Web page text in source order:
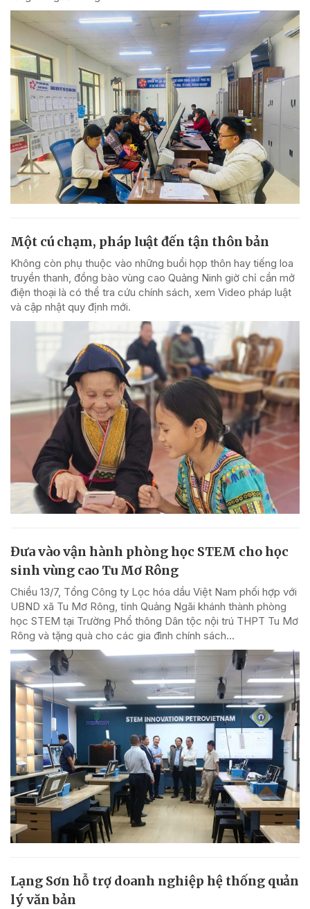
Một cú chạm, pháp luật đến tận thôn bản
Không còn phụ thuộc vào những buổi họp thôn hay tiếng loa
truyền thanh, đồng bào vùng cao Quảng Ninh giờ chỉ cần mở
điện thoại là có thể tra cứu chính sách, xem Video pháp luật
và cập nhật quy định mới.
Đưa vào vận hành phòng học STEM cho học
sinh vùng cao Tu Mơ Rông
Chiều 13/7, Tổng Công ty Lọc hóa dầu Việt Nam phối hợp với
UBND xã Tu Mơ Rông, tỉnh Quảng Ngãi khánh thành phòng
học STEM tại Trường Phổ thông Dân tộc nội trú THPT Tu Mơ
Rông và tặng quà cho các gia đình chính sách...
Lạng Sơn hỗ trợ doanh nghiệp hệ thống quản
lý văn bản